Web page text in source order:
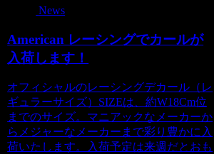
News
American レーシングでカールが
入荷します！
オフィシャルのレーシングデカール（レ
ギュラーサイズ）SIZEは、約W18Cm位
までのサイズ。マニアックなメーカーか
らメジャーなメーカーまで彩り豊かに入
荷いたします。入荷予定は来週だとおも